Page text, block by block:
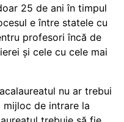
25 de ani în timpul
e între statele cu
profesori încă de
și cele cu cele mai
nu ar trebui
de intrare la